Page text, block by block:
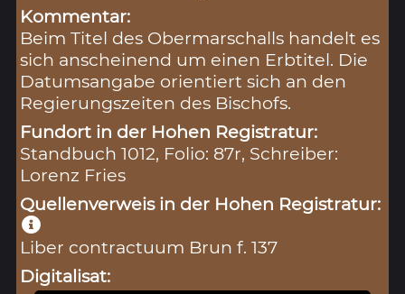
Kommentar:
Beim Titel des Obermarschalls handelt es
sich anscheinend um einen Erbtitel. Die
Datumsangabe orientiert sich an den
Regierungszeiten des Bischofs.
Fundort in der Hohen Registratur:
Standbuch 1012, Folio: 87r, Schreiber:
Lorenz Fries
Quellenverweis in der Hohen Registratur:
Liber contractuum Brun f. 137
Digitalisat: